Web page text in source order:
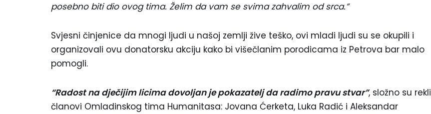
posebno biti dio ovog tima. Želim da vam se svima zahvalim od srca.”
Svjesni činjenice da mnogi ljudi u našoj zemlji žive teško, ovi mladi ljudi su se okupili i
organizovali ovu donatorsku akciju kako bi višečlanim porodicama iz Petrova bar malo
pomogli.
“Radost na dječijim licima dovoljan je pokazatelj da radimo pravu stvar”, složno su rekli
članovi Omladinskog tima Humanitasa: Jovana Ćerketa, Luka Radić i Aleksandar